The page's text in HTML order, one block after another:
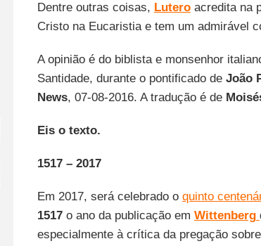
Dentre outras coisas, Luteroacredita na
Cristo na Eucaristia e tem um admirável
A opinião é do biblista e monsenhor
Santidade, durante o pontificado de João
News, 07-08-2016. A tradução é de
Eis o texto.
1517 – 2017
Em 2017, será celebrado o quinto
1517o ano da publicação em Wittenberg
especialmente à crítica da pregação